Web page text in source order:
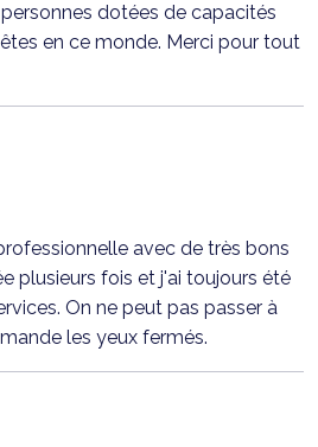
dotées de capacités
en ce monde. Merci pour tout
avec de très bons
plusieurs fois et j'ai toujours été
On ne peut pas passer à
les yeux fermés.